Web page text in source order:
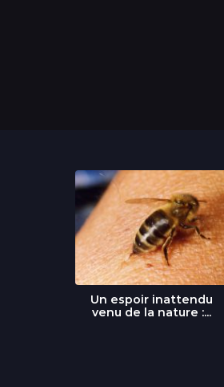
Un espoir inattendu
venu de la nature :...